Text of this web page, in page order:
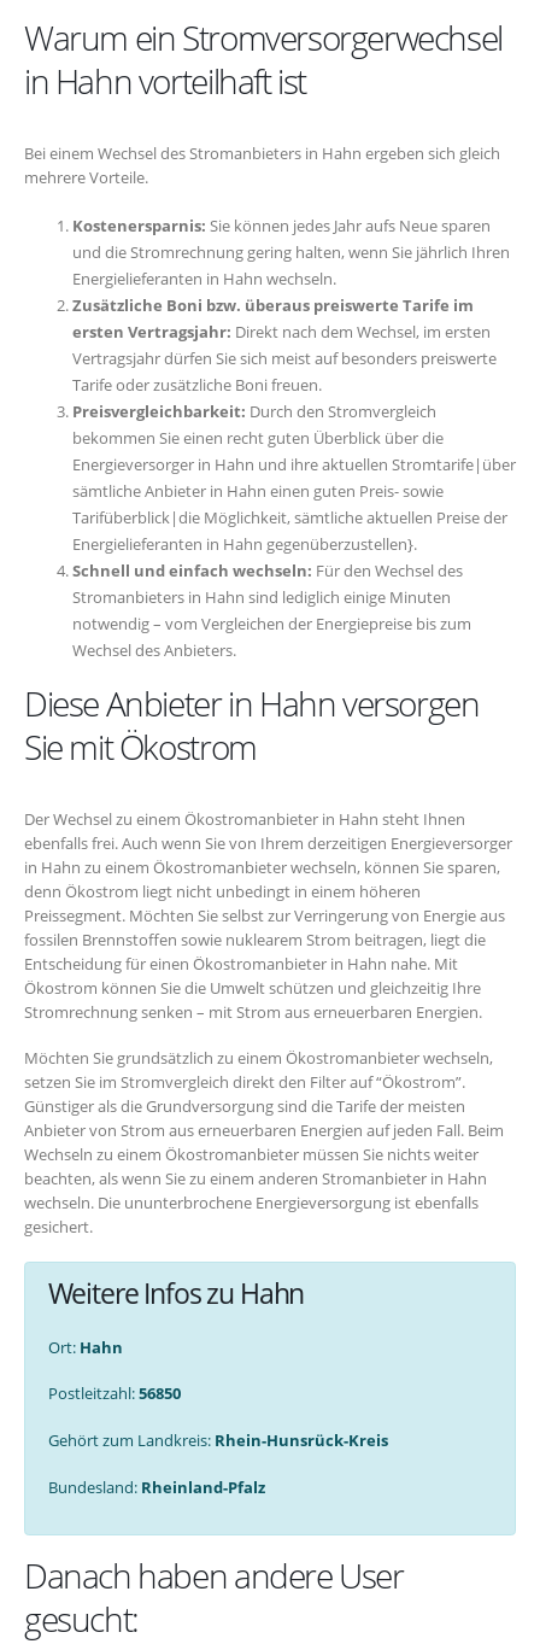
Warum ein Stromversorgerwechsel
in Hahn vorteilhaft ist
Bei einem Wechsel des Stromanbieters in Hahn ergeben sich gleich
mehrere Vorteile.
Kostenersparnis: Sie können jedes Jahr aufs Neue sparen
und die Stromrechnung gering halten, wenn Sie jährlich Ihren
Energielieferanten in Hahn wechseln.
Zusätzliche Boni bzw. überaus preiswerte Tarife im
ersten Vertragsjahr: Direkt nach dem Wechsel, im ersten
Vertragsjahr dürfen Sie sich meist auf besonders preiswerte
Tarife oder zusätzliche Boni freuen.
Preisvergleichbarkeit: Durch den Stromvergleich
bekommen Sie einen recht guten Überblick über die
Energieversorger in Hahn und ihre aktuellen Stromtarife|über
sämtliche Anbieter in Hahn einen guten Preis- sowie
Tarifüberblick|die Möglichkeit, sämtliche aktuellen Preise der
Energielieferanten in Hahn gegenüberzustellen}.
Schnell und einfach wechseln: Für den Wechsel des
Stromanbieters in Hahn sind lediglich einige Minuten
notwendig – vom Vergleichen der Energiepreise bis zum
Wechsel des Anbieters.
Diese Anbieter in Hahn versorgen
Sie mit Ökostrom
Der Wechsel zu einem Ökostromanbieter in Hahn steht Ihnen
ebenfalls frei. Auch wenn Sie von Ihrem derzeitigen Energieversorger
in Hahn zu einem Ökostromanbieter wechseln, können Sie sparen,
denn Ökostrom liegt nicht unbedingt in einem höheren
Preissegment. Möchten Sie selbst zur Verringerung von Energie aus
fossilen Brennstoffen sowie nuklearem Strom beitragen, liegt die
Entscheidung für einen Ökostromanbieter in Hahn nahe. Mit
Ökostrom können Sie die Umwelt schützen und gleichzeitig Ihre
Stromrechnung senken – mit Strom aus erneuerbaren Energien.
Möchten Sie grundsätzlich zu einem Ökostromanbieter wechseln,
setzen Sie im Stromvergleich direkt den Filter auf “Ökostrom”.
Günstiger als die Grundversorgung sind die Tarife der meisten
Anbieter von Strom aus erneuerbaren Energien auf jeden Fall. Beim
Wechseln zu einem Ökostromanbieter müssen Sie nichts weiter
beachten, als wenn Sie zu einem anderen Stromanbieter in Hahn
wechseln. Die ununterbrochene Energieversorgung ist ebenfalls
gesichert.
Weitere Infos zu Hahn
Ort: Hahn
Postleitzahl:56850
Gehört zum Landkreis: Rhein-Hunsrück-Kreis
Bundesland: Rheinland-Pfalz
Danach haben andere User
gesucht: